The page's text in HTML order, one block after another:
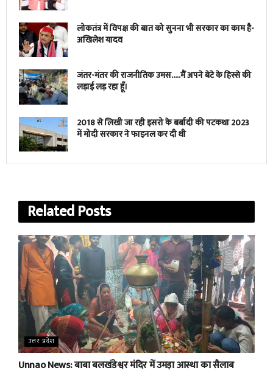
लोकतंत्र में विपक्ष की बात को सुनना भी सरकार का काम है-
अखिलेश यादव
जंतर-मंतर की राजनीतिक उमस…..मैं अपने बेटे के हिस्से की
लड़ाई लड़ रहा हूँ।
2018 से लिखी जा रही इसरो के बर्बादी की पटकथा 2023
में मोदी सरकार ने फाइनल कर दी थी
RelatedPosts
उत्तर प्रदेश
Unnao News: बाबा बलखंडेश्वर मंदिर में उमड़ा आस्था का सैलाब